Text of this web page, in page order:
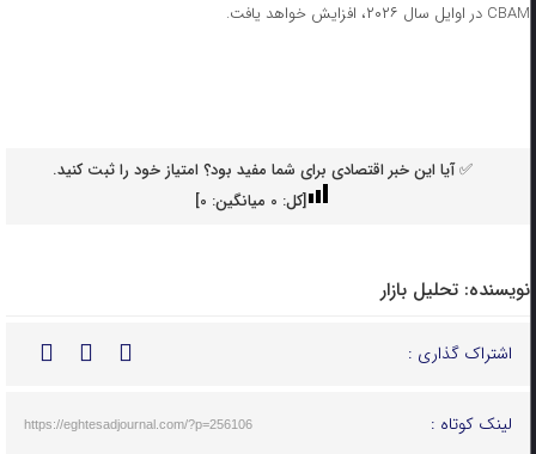
CBAM در اوایل سال ۲۰۲۶، افزایش خواهد یافت.
✅ آیا این خبر اقتصادی برای شما مفید بود؟ امتیاز خود را ثبت کنید.
[کل: 0میانگین: 0
]
نویسنده: تحلیل بازار
اشتراک گذاری :
لینک کوتاه : https://eghtesadjournal.com/?p=256106